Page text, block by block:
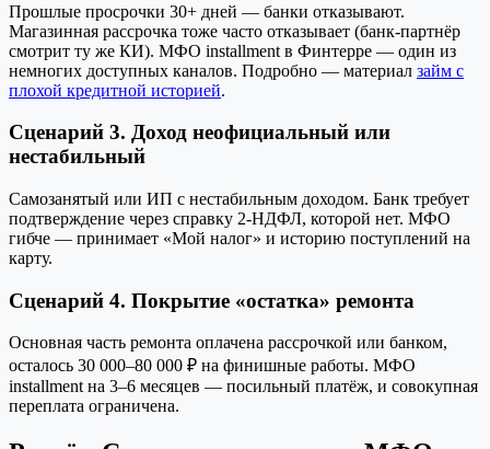
Прошлые просрочки 30+ дней — банки отказывают.
Магазинная рассрочка тоже часто отказывает (банк-партнёр
смотрит ту же КИ). МФО installment в Финтерре — один из
немногих доступных каналов. Подробно — материал займ с
плохой кредитной историей.
Сценарий 3. Доход неофициальный или
нестабильный
Самозанятый или ИП с нестабильным доходом. Банк требует
подтверждение через справку 2-НДФЛ, которой нет. МФО
гибче — принимает «Мой налог» и историю поступлений на
карту.
Сценарий 4. Покрытие «остатка» ремонта
Основная часть ремонта оплачена рассрочкой или банком,
осталось 30 000–80 000 ₽ на финишные работы. МФО
installment на 3–6 месяцев — посильный платёж, и совокупная
переплата ограничена.